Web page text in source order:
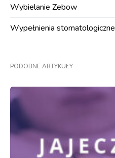
Wybielanie Zebow
Wypełnienia stomatologiczne
PODOBNE ARTYKUŁY